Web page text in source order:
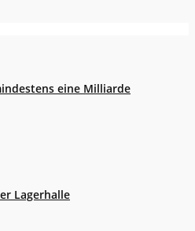
eine Milliarde
Lagerhalle